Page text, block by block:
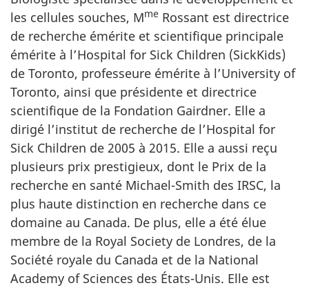
les cellules souches, Mme Rossant est directrice
de recherche émérite et scientifique principale
émérite à l’Hospital for Sick Children (SickKids)
de Toronto, professeure émérite à l’University of
Toronto, ainsi que présidente et directrice
scientifique de la Fondation Gairdner. Elle a
dirigé l’institut de recherche de l’Hospital for
Sick Children de 2005 à 2015. Elle a aussi reçu
plusieurs prix prestigieux, dont le Prix de la
recherche en santé Michael-Smith des IRSC, la
plus haute distinction en recherche dans ce
domaine au Canada. De plus, elle a été élue
membre de la Royal Society de Londres, de la
Société royale du Canada et de la National
Academy of Sciences des États-Unis. Elle est